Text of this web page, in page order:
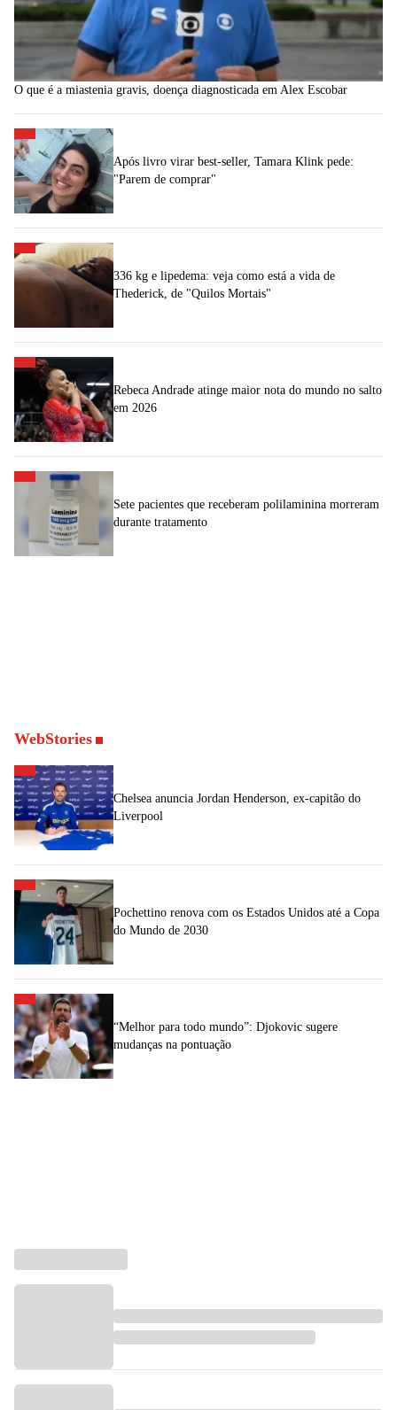
O que é a miastenia gravis, doença diagnosticada em Alex Escobar
Após livro virar best-seller, Tamara Klink pede:
"Parem de comprar"
336 kg e lipedema: veja como está a vida de
Thederick, de "Quilos Mortais"
Rebeca Andrade atinge maior nota do mundo no salto
em 2026
Sete pacientes que receberam polilaminina morreram
durante tratamento
WebStories
Chelsea anuncia Jordan Henderson, ex-capitão do
Liverpool
Pochettino renova com os Estados Unidos até a Copa
do Mundo de 2030
“Melhor para todo mundo”: Djokovic sugere
mudanças na pontuação